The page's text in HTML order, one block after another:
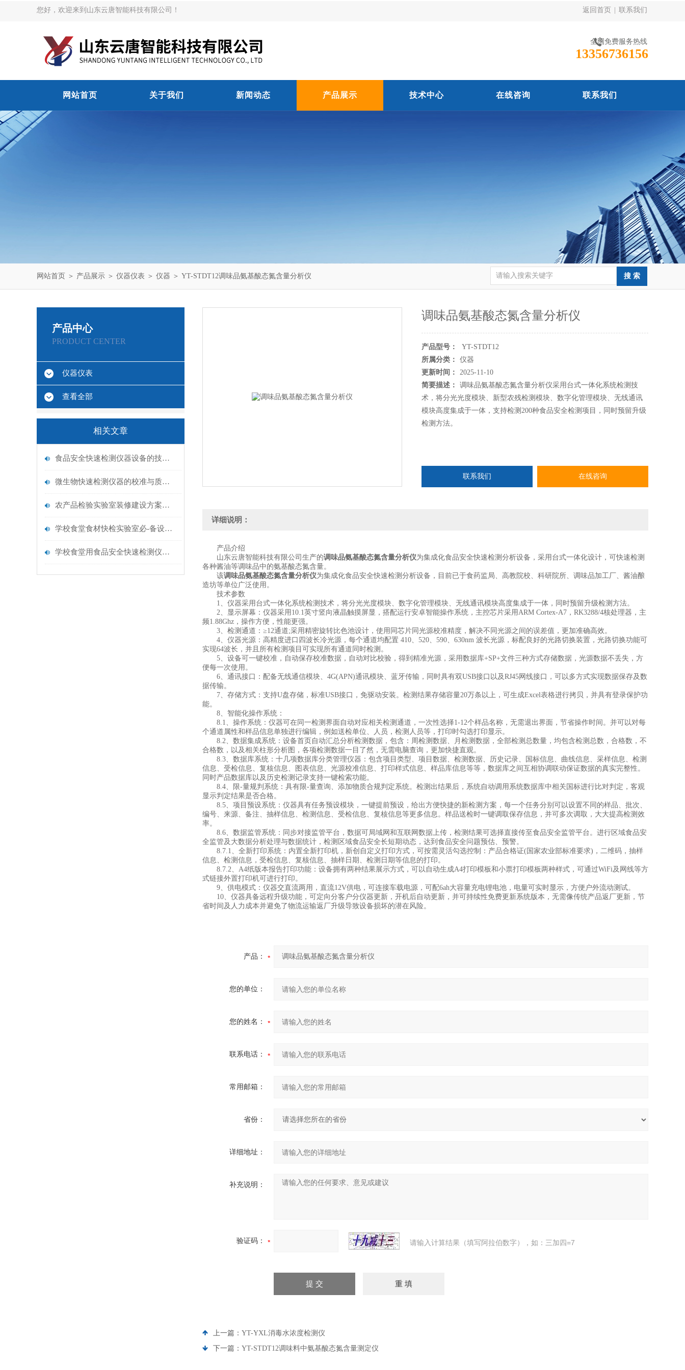
您好，欢迎来到山东云唐智能科技有限公司！ 返回首页 联系我们
全国免费服务热线
13356736156
网站首页 关于我们 新闻动态 产品展示 技术中心 在线咨询 联系我们
网站首页 ＞ 产品展示 ＞ 仪器仪表 ＞ 仪器 ＞ YT-STDT12调味品氨基酸态氮含量分析仪
产品中心
PRODUCT CENTER
仪器仪表
查看全部
相关文章
食品安全快速检测仪器设备的技术演进与应用场景
微生物快速检测仪器的校准与质控：保证结果准确性的黄金法则
农产品检验实验室装修建设方案仪器配置清单@云唐仪器
学校食堂食材快检实验室必-备设备清单【云唐仪器推荐】
学校食堂用食品安全快速检测仪器【行业推荐】云唐食品安全检测仪
调味品氨基酸态氮含量分析仪
产品型号：
YT-STDT12
所属分类：
仪器
更新时间：
2025-11-10
简要描述：
调味品氨基酸态氮含量分析仪采用台式一体化系统检测技
术，将分光光度模块、新型农残检测模块、数字化管理模块、无线通讯
模块高度集成于一体，支持检测200种食品安全检测项目，同时预留升级
检测方法。
联系我们 在线咨询
详细说明：
产品介绍
山东云唐智能科技有限公司生产的调味品氨基酸态氮含量分析仪为集成化食品安全快速检测分析设备，采用台式一体化设计，可快速检测
各种酱油等调味品中的氨基酸态氮含量。
该调味品氨基酸态氮含量分析仪为集成化食品安全快速检测分析设备，目前已于食药监局、高教院校、科研院所、调味品加工厂、酱油酿
造坊等单位广泛使用。
技术参数
1、仪器采用台式一体化系统检测技术，将分光光度模块、数字化管理模块、无线通讯模块高度集成于一体，同时预留升级检测方法。
2、显示屏幕：仪器采用10.1英寸竖向液晶触摸屏显，搭配运行安卓智能操作系统，主控芯片采用ARM Cortex-A7，RK3288/4核处理器，主
频1.88Ghz，操作方便，性能更强。
3、检测通道：≥12通道;采用精密旋转比色池设计，使用同芯片同光源校准精度，解决不同光源之间的误差值，更加准确高效。
4、仪器光源：高精度进口四波长冷光源，每个通道均配置 410、520、590、630nm 波长光源，标配良好的光路切换装置，光路切换功能可
实现64波长，并且所有检测项目可实现所有通道同时检测。
5、设备可一键校准，自动保存校准数据，自动对比校验，得到精准光源，采用数据库+SP+文件三种方式存储数据，光源数据不丢失，方
便每一次使用。
6、通讯接口：配备无线通信模块、4G(APN)通讯模块、蓝牙传输，同时具有双USB接口以及RJ45网线接口，可以多方式实现数据保存及数
据传输。
7、存储方式：支持U盘存储，标准USB接口，免驱动安装。检测结果存储容量20万条以上，可生成Excel表格进行拷贝，并具有登录保护功
能。
8、智能化操作系统：
8.1、操作系统：仪器可在同一检测界面自动对应相关检测通道，一次性选择1-12个样品名称，无需退出界面，节省操作时间。并可以对每
个通道属性和样品信息单独进行编辑，例如送检单位、人员，检测人员等，打印时勾选打印显示。
8.2、数据集成系统：设备首页自动汇总分析检测数据，包含：周检测数据、月检测数据，全部检测总数量，均包含检测总数，合格数，不
合格数，以及相关柱形分析图，各项检测数据一目了然，无需电脑查询，更加快捷直观。
8.3、数据库系统：十几项数据库分类管理仪器：包含项目类型、项目数据、检测数据、历史记录、国标信息、曲线信息、采样信息、检测
信息、受检信息、复核信息、图表信息、光源校准信息、打印样式信息、样品库信息等等，数据库之间互相协调联动保证数据的真实完整性。
同时产品数据库以及历史检测记录支持一键检索功能。
8.4、限-量规判系统：具有限-量查询、添加物质合规判定系统。检测出结果后，系统自动调用系统数据库中相关国标进行比对判定，客观
显示判定结果是否合格。
8.5、项目预设系统：仪器具有任务预设模块，一键提前预设，给出方便快捷的新检测方案，每一个任务分别可以设置不同的样品、批次、
编号、来源、备注、抽样信息、检测信息、受检信息、复核信息等更多信息。样品送检时一键调取保存信息，并可多次调取，大大提高检测效
率。
8.6、数据监管系统：同步对接监管平台，数据可局域网和互联网数据上传，检测结果可选择直接传至食品安全监管平台。进行区域食品安
全监管及大数据分析处理与数据统计，检测区域食品安全长短期动态，达到食品安全问题预估、预警。
8.7.1、全新打印系统：内置全新打印机，新创自定义打印方式，可按需灵活勾选控制：产品合格证(国家农业部标准要求)，二维码，抽样
信息、检测信息，受检信息、复核信息、抽样日期、检测日期等信息的打印。
8.7.2、A4纸版本报告打印功能：设备拥有两种结果展示方式，可以自动生成A4打印模板和小票打印模板两种样式，可通过WiFi及网线等方
式链接外置打印机可进行打印。
9、供电模式：仪器交直流两用，直流12V供电，可连接车载电源，可配6ah大容量充电锂电池，电量可实时显示，方便户外流动测试。
10、仪器具备远程升级功能，可定向分客户分仪器更新，开机后自动更新，并可持续性免费更新系统版本，无需像传统产品返厂更新，节
省时间及人力成本并避免了物流运输返厂升级导致设备损坏的潜在风险。
产品：
您的单位：
您的姓名：
联系电话：
常用邮箱：
省份：
详细地址：
补充说明：
验证码： 请输入计算结果（填写阿拉伯数字），如：三加四=7
上一篇： YT-YXL消毒水浓度检测仪
下一篇： YT-STDT12调味料中氨基酸态氮含量测定仪